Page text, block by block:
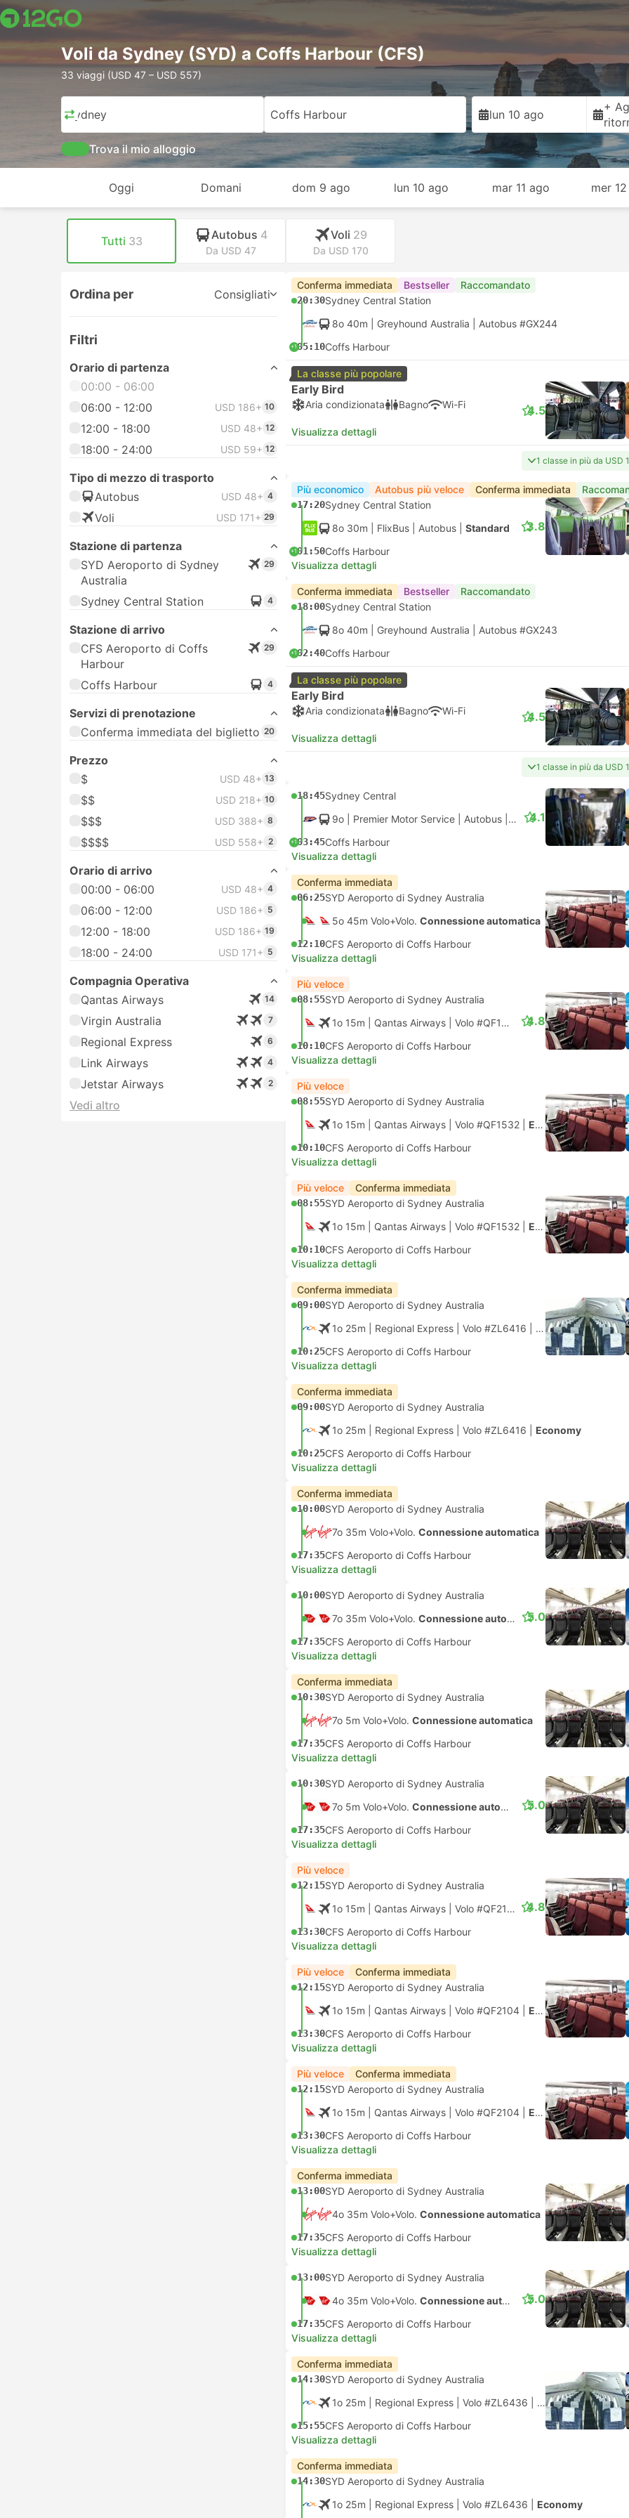
Voli da Sydney (SYD) a Coffs Harbour (CFS)
33 viaggi (USD 47 – USD 557)
Sydney Coffs Harbour lun 10 ago
+
Trova il mio alloggio
Oggi Domani dom 9 ago lun 10 ago mar 11 ago mer
Tutti 33 Autobus 4
Da USD 47
Voli 29
Da USD 170
Ordina per Consigliati
Filtri
Orario di partenza
00:00 - 06:00
06:00 - 12:00
USD 186+ 10
12:00 - 18:00 USD 48+ 12
18:00 - 24:00 USD 59+ 12
Tipo di mezzo di trasporto
Autobus
USD 48+ 4
Voli USD 171+ 29
Stazione di partenza
SYD Aeroporto di Sydney
Australia
29
Sydney Central Station 4
Stazione di arrivo
CFS Aeroporto di Coffs
Harbour
29
Coffs Harbour 4
Servizi di prenotazione
Conferma immediata del biglietto 20
Prezzo
$
USD 48+ 13
$$ USD 218+ 10
$$$ USD 388+ 8
$$$$ USD 558+ 2
Orario di arrivo
00:00 - 06:00
USD 48+ 4
06:00 - 12:00 USD 186+ 5
12:00 - 18:00 USD 186+ 19
18:00 - 24:00 USD 171+ 5
Compagnia Operativa
Qantas Airways
14
Virgin Australia 7
Regional Express 6
Link Airways 4
Jetstar Airways 2
Vedi altro
Conferma immediata Bestseller Raccomandato
20:30Sydney Central Station
8o 40m | Greyhound Australia Autobus #GX244
+105:10Coffs Harbour
La classe più popolare
Early Bird
Aria condizionata Bagno Wi-Fi
Visualizza dettagli
4.5
1 classe in più da USD
Più economico Autobus più veloce Conferma immediata
17:20Sydney Central Station
8o 30m | FlixBus Autobus Standard
+101:50Coffs Harbour
3.8
Visualizza dettagli
Conferma immediata Bestseller Raccomandato
18:00Sydney Central Station
8o 40m | Greyhound Australia Autobus #GX243
+102:40Coffs Harbour
La classe più popolare
Early Bird
Aria condizionata Bagno Wi-Fi
Visualizza dettagli
4.5
1 classe in più da USD
18:45Sydney Central
9o | Premier Motor Service Autobus Locale
+103:45Coffs Harbour
4.1
Visualizza dettagli
Conferma immediata
06:25SYD Aeroporto di Sydney Australia
5o 45m Volo+Volo. Connessione automatica
12:10CFS Aeroporto di Coffs Harbour
Visualizza dettagli
Più veloce
08:55SYD Aeroporto di Sydney Australia
1o 15m | Qantas Airways Volo #QF1532 |Economy
10:10CFS Aeroporto di Coffs Harbour
4.8
Visualizza dettagli
Più veloce
08:55SYD Aeroporto di Sydney Australia
1o 15m | Qantas Airways Volo #QF1532 Economy
10:10CFS Aeroporto di Coffs Harbour
Visualizza dettagli
Più veloce Conferma immediata
08:55SYD Aeroporto di Sydney Australia
1o 15m | Qantas Airways Volo #QF1532 Economy
10:10CFS Aeroporto di Coffs Harbour
Visualizza dettagli
Conferma immediata
09:00SYD Aeroporto di Sydney Australia
1o 25m | Regional Express Volo #ZL6416 Economy
10:25CFS Aeroporto di Coffs Harbour
Visualizza dettagli
Conferma immediata
09:00SYD Aeroporto di Sydney Australia
1o 25m | Regional Express Volo #ZL6416 Economy
10:25CFS Aeroporto di Coffs Harbour
Visualizza dettagli
Conferma immediata
10:00SYD Aeroporto di Sydney Australia
7o 35m Volo+Volo. Connessione automatica
17:35CFS Aeroporto di Coffs Harbour
Visualizza dettagli
10:00SYD Aeroporto di Sydney Australia
7o 35m Volo+Volo. Connessione automatica
17:35CFS Aeroporto di Coffs Harbour
5.0
Visualizza dettagli
Conferma immediata
10:30SYD Aeroporto di Sydney Australia
7o 5m Volo+Volo. Connessione automatica
17:35CFS Aeroporto di Coffs Harbour
Visualizza dettagli
10:30SYD Aeroporto di Sydney Australia
7o 5m Volo+Volo. Connessione automatica
17:35CFS Aeroporto di Coffs Harbour
5.0
Visualizza dettagli
Più veloce
12:15SYD Aeroporto di Sydney Australia
1o 15m | Qantas Airways Volo #QF2104 |Economy
13:30CFS Aeroporto di Coffs Harbour
4.8
Visualizza dettagli
Più veloce Conferma immediata
12:15SYD Aeroporto di Sydney Australia
1o 15m | Qantas Airways Volo #QF2104 Economy
13:30CFS Aeroporto di Coffs Harbour
Visualizza dettagli
Più veloce Conferma immediata
12:15SYD Aeroporto di Sydney Australia
1o 15m | Qantas Airways Volo #QF2104 Economy
13:30CFS Aeroporto di Coffs Harbour
Visualizza dettagli
Conferma immediata
13:00SYD Aeroporto di Sydney Australia
4o 35m Volo+Volo. Connessione automatica
17:35CFS Aeroporto di Coffs Harbour
Visualizza dettagli
13:00SYD Aeroporto di Sydney Australia
4o 35m Volo+Volo. Connessione automatica
17:35CFS Aeroporto di Coffs Harbour
5.0
Visualizza dettagli
Conferma immediata
14:30SYD Aeroporto di Sydney Australia
1o 25m | Regional Express Volo #ZL6436 Economy
15:55CFS Aeroporto di Coffs Harbour
Visualizza dettagli
Conferma immediata
14:30SYD Aeroporto di Sydney Australia
1o 25m | Regional Express Volo #ZL6436 Economy